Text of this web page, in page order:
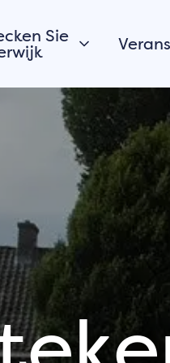
Sie
aus
von
erzählen
Heute
Alles